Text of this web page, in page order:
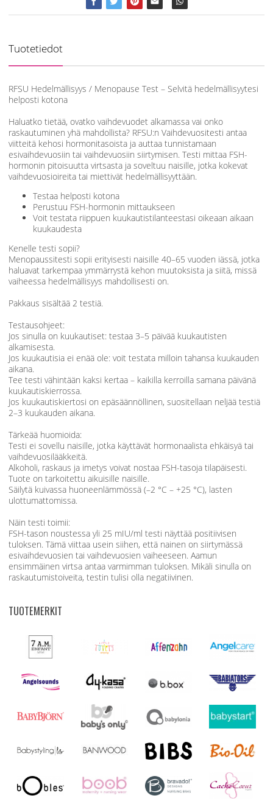
Tuotetiedot
RFSU Hedelmällisyys / Menopause Test – Selvitä hedelmällisyytesi
helposti kotona
Haluatko tietää, ovatko vaihdevuodet alkamassa vai onko
raskautuminen yhä mahdollista? RFSU:n Vaihdevuositesti antaa
viitteitä kehosi hormonitasoista ja auttaa tunnistamaan
esivaihdevuosiin tai vaihdevuosiin siirtymisen. Testi mittaa FSH-
hormonin pitoisuutta virtsasta ja soveltuu naisille, jotka kokevat
vaihdevuosioireita tai miettivät hedelmällisyyttään.
Testaa helposti kotona
Perustuu FSH-hormonin mittaukseen
Voit testata riippuen kuukautistilanteestasi oikeaan aikaan
kuukaudesta
Kenelle testi sopii?
Menopaussitesti sopii erityisesti naisille 40–65 vuoden iässä, jotka
haluavat tarkempaa ymmärrystä kehon muutoksista ja siitä, missä
vaiheessa hedelmällisyys mahdollisesti on.
Pakkaus sisältää 2 testiä.
Testausohjeet:
Jos sinulla on kuukautiset: testaa 3–5 päivää kuukautisten
alkamisesta.
Jos kuukautisia ei enää ole: voit testata milloin tahansa kuukauden
aikana.
Tee testi vähintään kaksi kertaa – kaikilla kerroilla samana päivänä
kuukautiskierrossa.
Jos kuukautiskiertosi on epäsäännöllinen, suositellaan neljää testiä
2–3 kuukauden aikana.
Tärkeää huomioida:
Testi ei sovellu naisille, jotka käyttävät hormonaalista ehkäisyä tai
vaihdevuosilääkkeitä.
Alkoholi, raskaus ja imetys voivat nostaa FSH-tasoja tilapäisesti.
Tuote on tarkoitettu aikuisille naisille.
Säilytä kuivassa huoneenlämmössä (–2 °C – +25 °C), lasten
ulottumattomissa.
Näin testi toimii:
FSH-tason noustessa yli 25 mIU/ml testi näyttää positiivisen
tuloksen. Tämä viittaa usein siihen, että nainen on siirtymässä
esivaihdevuosien tai vaihdevuosien vaiheeseen. Aamun
ensimmäinen virtsa antaa varmimman tuloksen. Mikäli sinulla on
raskautumistoiveita, testin tulisi olla negatiivinen.
TUOTEMERKIT